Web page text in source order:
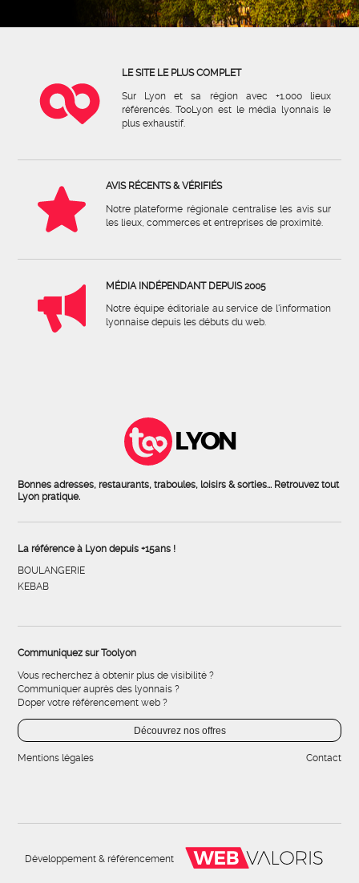
LE SITE LE PLUS COMPLET
Sur Lyon et sa région avec +1.000 lieux
référencés. TooLyon est le média lyonnais le
plus exhaustif.
AVIS RÉCENTS & VÉRIFIÉS
Notre plateforme régionale centralise les avis sur
les lieux, commerces et entreprises de proximité.
MÉDIA INDÉPENDANT DEPUIS 2005
Notre équipe éditoriale au service de l'information
lyonnaise depuis les débuts du web.
LYON
Bonnes adresses, restaurants, traboules, loisirs & sorties... Retrouvez tout
Lyon pratique.
La référence à Lyon depuis +15ans !
BOULANGERIE
KEBAB
Communiquez sur Toolyon
Vous recherchez à obtenir plus de visibilité ?
Communiquer auprès des lyonnais ?
Doper votre référencement web ?
Découvrez nos offres
Mentions légales Contact
Développement & référencement